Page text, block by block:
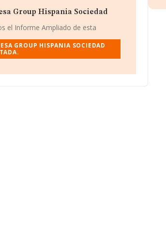
La compañía no tiene actividad en
Sociedad Limitada
en Camino Salteras núm. 3, (41807),
4.463 millones de euros y se calcula un
Group Hispania Sociedad
el Informe Ampliado de esta
GROUP HISPANIA SOCIEDAD